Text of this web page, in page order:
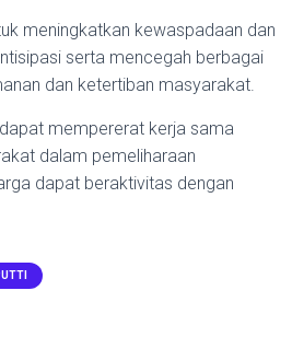
meningkatkan kewaspadaan dan
serta mencegah berbagai
dan ketertiban masyarakat.
mempererat kerja sama
dalam pemeliharaan
dapat beraktivitas dengan